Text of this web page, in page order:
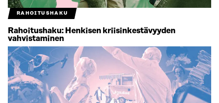
RAHOITUSHAKU
Rahoitushaku: Henkisen kriisinkestävyyden
vahvistaminen